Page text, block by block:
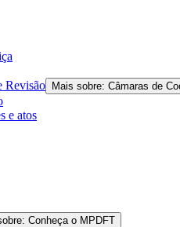
Revisão
Mais sobre: Câmaras de
e atos
Conheça o MPDFT